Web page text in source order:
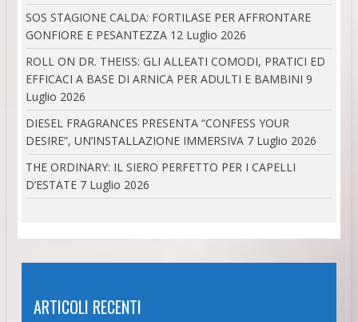
SOS STAGIONE CALDA: FORTILASE PER AFFRONTARE
GONFIORE E PESANTEZZA 12 Luglio 2026
ROLL ON DR. THEISS: GLI ALLEATI COMODI, PRATICI ED
EFFICACI A BASE DI ARNICA PER ADULTI E BAMBINI 9
Luglio 2026
DIESEL FRAGRANCES PRESENTA “CONFESS YOUR
DESIRE”, UN’INSTALLAZIONE IMMERSIVA 7 Luglio 2026
THE ORDINARY: IL SIERO PERFETTO PER I CAPELLI
D’ESTATE 7 Luglio 2026
ARTICOLI RECENTI